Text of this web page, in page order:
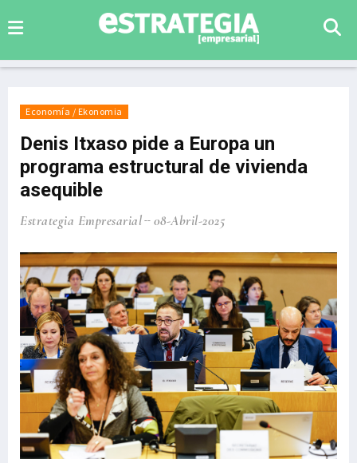
Economía / Ekonomia
Denis Itxaso pide a Europa un
programa estructural de vivienda
asequible
Estrategia Empresarial 08-Abril-2025